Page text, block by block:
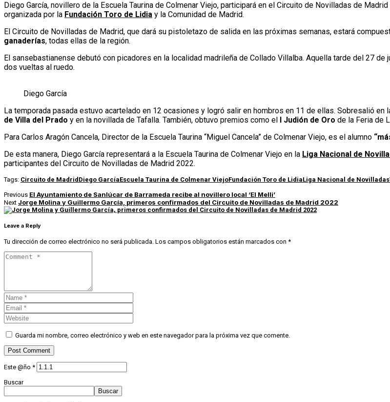
Diego García, novillero de la Escuela Taurina de Colmenar Viejo, participará en el Circuito de Novilladas de
organizada por la Fundación Toro de Lidia y la Comunidad de Madrid.
El Circuito de Novilladas de Madrid, que dará su pistoletazo de salida en las próximas semanas, estará
ganaderías, todas ellas de la región.
El sansebastianense debutó con picadores en la localidad madrileña de Collado Villalba. Aquella tarde del 27
dos vueltas al ruedo.
Diego García
La temporada pasada estuvo acartelado en 12 ocasiones y logró salir en hombros en 11 de ellas. Sobresalió
de Villa del Prado y en la novillada de Tafalla. También, obtuvo premios como el I Judión de Oro de la Feria de
Para Carlos Aragón Cancela, Director de la Escuela Taurina “Miguel Cancela” de Colmenar Viejo, es el alumno
De esta manera, Diego García representará a la Escuela Taurina de Colmenar Viejo en la Liga Nacional de
participantes del Circuito de Novilladas de Madrid 2022.
Tags: Circuito de Madrid Diego GarcíaEscuela Taurina de Colmenar ViejoFundación Toro de LidiaLiga Nacional de Novilladas
Previous El Ayuntamiento de Sanlúcar de Barrameda recibe al novillero local ‘El Melli’
Next Jorge Molina y Guillermo García, primeros confirmados del Circuito de Novilladas de Madrid 2022
Leave a Reply
Tu dirección de correo electrónico no será publicada. Los campos obligatorios están marcados con *
Guarda mi nombre, correo electrónico y web en este navegador para la próxima vez que comente.
Este @ño *
Buscar
Buscar